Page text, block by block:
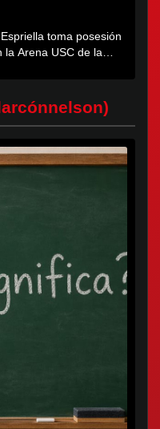
toma posesión
la Arena USC de la